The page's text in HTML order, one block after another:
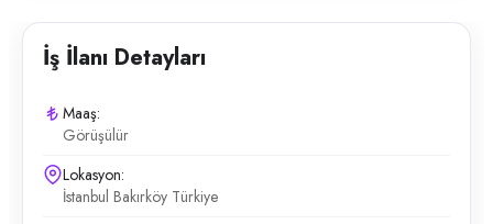
İş İlanı Detayları
Maaş:
Görüşülür
Lokasyon:
İstanbul Bakırköy Türkiye